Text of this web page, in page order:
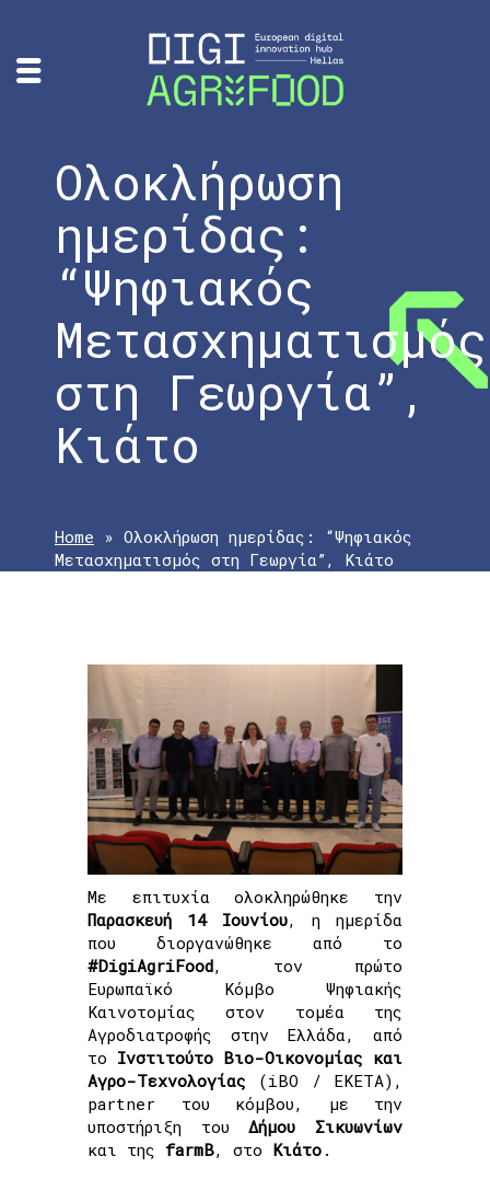
Ολοκλήρωση
ημερίδας:
“Ψηφιακός
Μετασχηματισμός
στη Γεωργία”,
Κιάτο
Home » Ολοκλήρωση ημερίδας: “Ψηφιακός
Μετασχηματισμός στη Γεωργία”, Κιάτο
Με επιτυχία ολοκληρώθηκε την
Παρασκευή 14 Ιουνίου, η ημερίδα
που διοργανώθηκε από το
#DigiAgriFood, τον πρώτο
Ευρωπαϊκό Κόμβο Ψηφιακής
Καινοτομίας στον τομέα της
Αγροδιατροφής στην Ελλάδα, από
το Ινστιτούτο Βιο-Οικονομίας και
Αγρο-Τεχνολογίας (iBO / ΕΚΕΤΑ),
partner του κόμβου, με την
υποστήριξη τουΔήμου Σικυωνίων
και της farmB, στο Κιάτο .